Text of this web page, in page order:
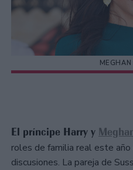
El príncipe Harry y
roles de familia real este
discusiones. La pareja de